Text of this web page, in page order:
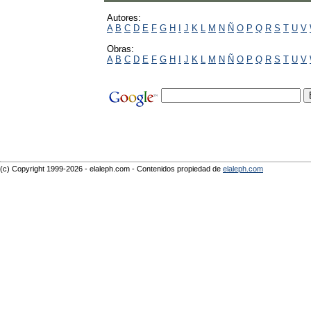
Autores:
A B C D E F G H I J K L M N Ñ O P Q R S T U V
Obras:
A B C D E F G H I J K L M N Ñ O P Q R S T U V
(c) Copyright 1999-2026 - elaleph.com - Contenidos propiedad de elaleph.com